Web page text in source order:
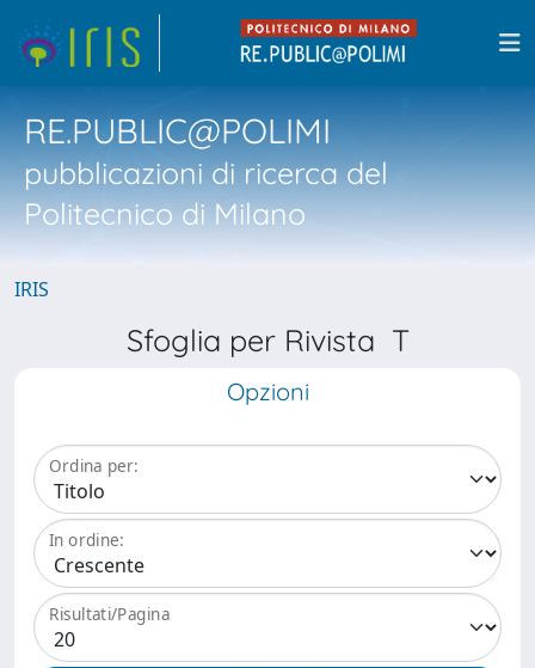
RE.PUBLIC@POLIMI
pubblicazioni di ricerca del
Politecnico di Milano
IRIS
Sfoglia per Rivista T
Opzioni
Ordina per:
In ordine:
Risultati/Pagina